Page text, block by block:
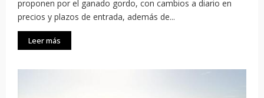
proponen por el ganado gordo, con cambios a diario en
precios y plazos de entrada, además de...
Leer más